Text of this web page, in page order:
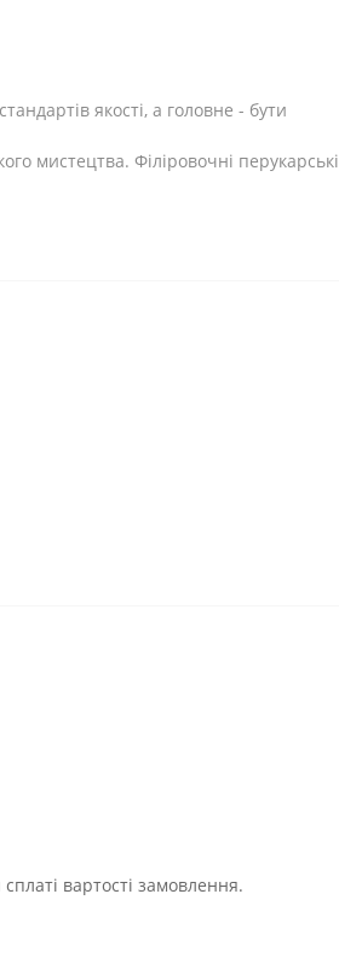
якості, а головне - бути
мистецтва. Філіровочні перукарські
вартості замовлення.